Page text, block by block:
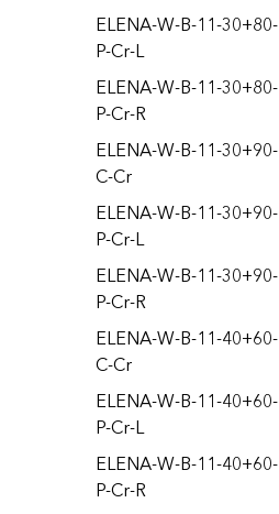
ELENA-W-B-11-30+80-
P-Cr-L
ELENA-W-B-11-30+80-
P-Cr-R
ELENA-W-B-11-30+90-
C-Cr
ELENA-W-B-11-30+90-
P-Cr-L
ELENA-W-B-11-30+90-
P-Cr-R
ELENA-W-B-11-40+60-
C-Cr
ELENA-W-B-11-40+60-
P-Cr-L
ELENA-W-B-11-40+60-
P-Cr-R